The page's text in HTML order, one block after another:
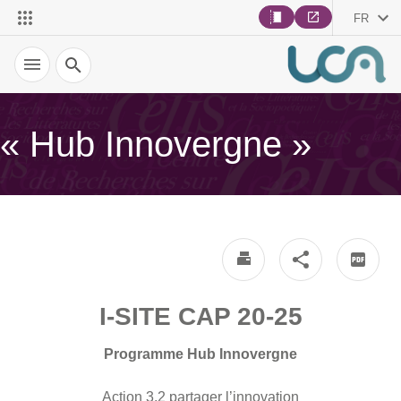
FR
Recherche
« Hub Innovergne »
I-SITE CAP 20-25
Programme Hub Innovergne
Action 3.2 partager l’innovation